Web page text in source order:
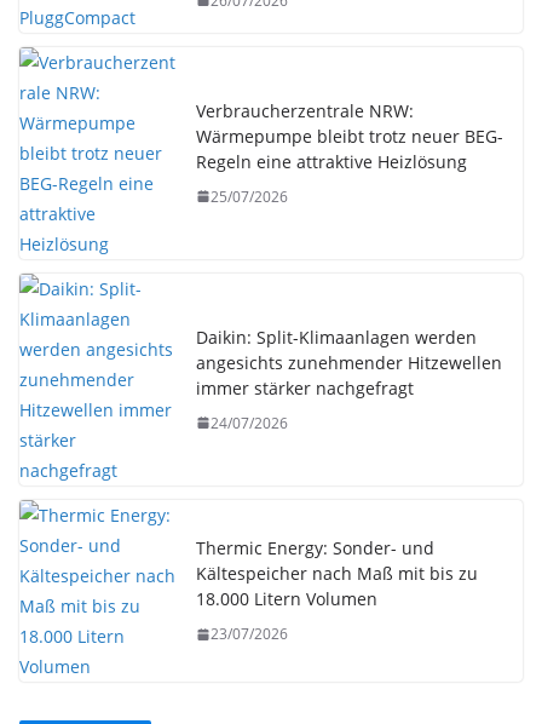
Verbraucherzentrale NRW:
Wärmepumpe bleibt trotz neuer BEG-
Regeln eine attraktive Heizlösung
25/07/2026
Daikin: Split-Klimaanlagen werden
angesichts zunehmender Hitzewellen
immer stärker nachgefragt
24/07/2026
Thermic Energy: Sonder- und
Kältespeicher nach Maß mit bis zu
18.000 Litern Volumen
23/07/2026